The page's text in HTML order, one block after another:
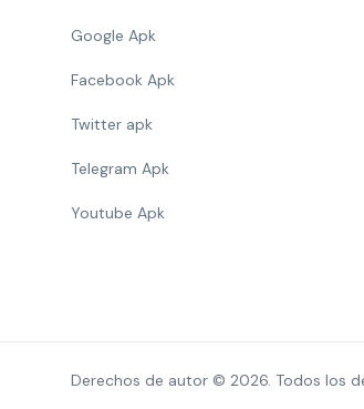
Google Apk
Facebook Apk
Twitter apk
Telegram Apk
Youtube Apk
Derechos de autor © 2026. Todos los